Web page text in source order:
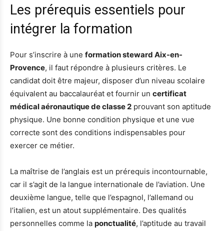
Les prérequis essentiels pour
intégrer la formation
Pour s’inscrire à une formation steward Aix-en-
Provence, il faut répondre à plusieurs critères. Le
candidat doit être majeur, disposer d’un niveau scolaire
équivalent au baccalauréat et fournir un certificat
médical aéronautique de classe 2 prouvant son aptitude
physique. Une bonne condition physique et une vue
correcte sont des conditions indispensables pour
exercer ce métier.
La maîtrise de l’anglais est un prérequis incontournable,
car il s’agit de la langue internationale de l’aviation. Une
deuxième langue, telle que l’espagnol, l’allemand ou
l’italien, est un atout supplémentaire. Des qualités
personnelles comme la ponctualité, l’aptitude au travail